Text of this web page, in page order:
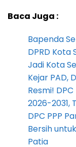
Baca Juga :
Bapenda
DPRD
Jadi Kota
Kejar PAD,
Resmi!
2026-2031,
DPC PPP
Bersih
Patia